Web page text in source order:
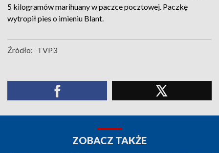
5 kilogramów marihuany w paczce pocztowej. Paczkę
wytropił pies o imieniu Blant.
Źródło: TVP3
ZOBACZ TAKŻE